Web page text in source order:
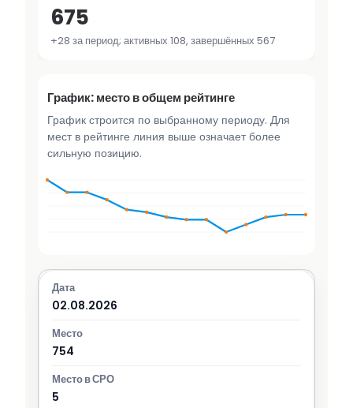
675
+28 за период; активных 108, завершённых 567
График: место в общем рейтинге
График строится по выбранному периоду. Для
мест в рейтинге линия выше означает более
сильную позицию.
02.08.2026
754
5